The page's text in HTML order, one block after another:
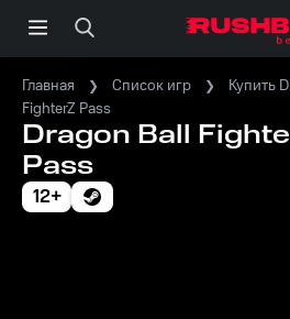
Главная Список игр
Купить
FighterZ Pass
Dragon Ball
Pass
12+